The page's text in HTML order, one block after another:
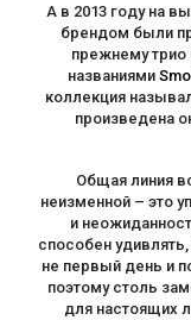
А в 2013 году на
брендом были
прежнему
названиями
коллекция
произведена
Общая линия
неизменной – это
и
способен
не первый день и
поэтому столь
для настоящих